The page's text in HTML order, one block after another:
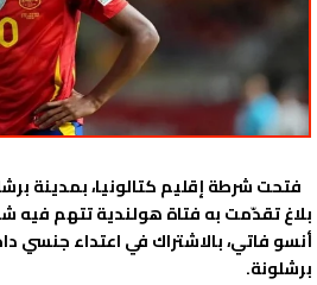
فتحت شرطة إقليم كتالونيا، بمدينة
بلاغ تقدّمت به فتاة هولندية تتهم فيه
أنسو فاتي، بالاشتراك في اعتداء جنسي
برشلونة.